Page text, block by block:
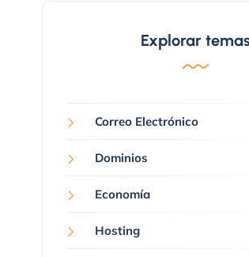
Explorar
Correo Electrónico
Dominios
Economía
Hosting